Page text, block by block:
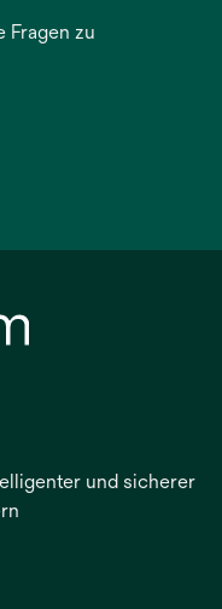
Fragen zu
und sicherer